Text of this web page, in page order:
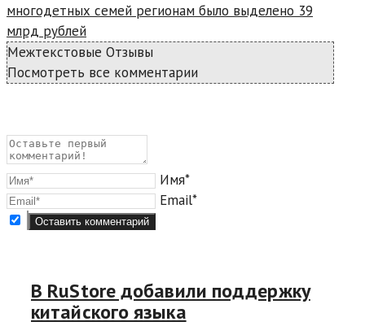
многодетных семей регионам было выделено 39
млрд рублей
Межтекстовые Отзывы
Посмотреть все комментарии
Имя*
Email*
В RuStore добавили поддержку
китайского языка